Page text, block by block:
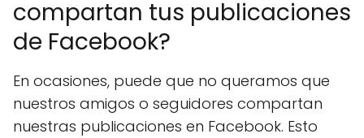
compartan tus publicaciones
de Facebook?
En ocasiones, puede que no queramos que
nuestros amigos o seguidores compartan
nuestras publicaciones en Facebook. Esto